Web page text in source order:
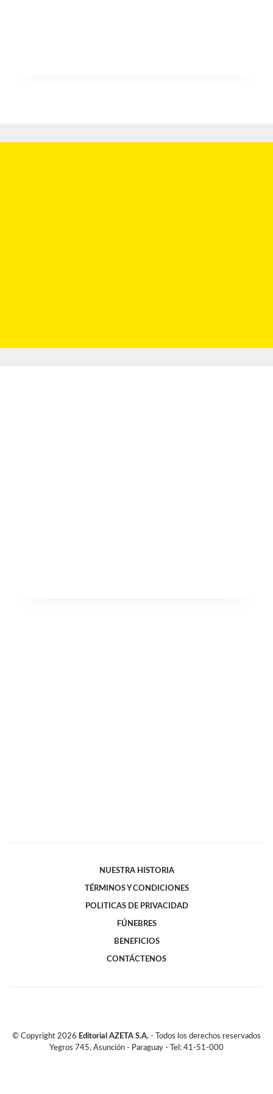
NUESTRA HISTORIA
TÉRMINOS Y CONDICIONES
POLITICAS DE PRIVACIDAD
FÚNEBRES
BENEFICIOS
CONTÁCTENOS
© Copyright 2026 Editorial AZETA S.A. - Todos los derechos reservados
Yegros 745, Asunción - Paraguay - Tel: 41-51-000